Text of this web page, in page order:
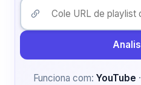
Funciona com: YouTube ·